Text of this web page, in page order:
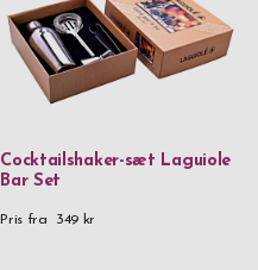
Cocktailshaker-sæt Laguiole
Bar Set
Pris fra 349 kr